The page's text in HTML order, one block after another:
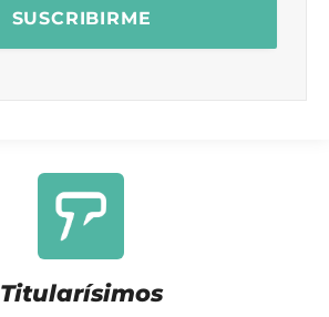
Titularísimos